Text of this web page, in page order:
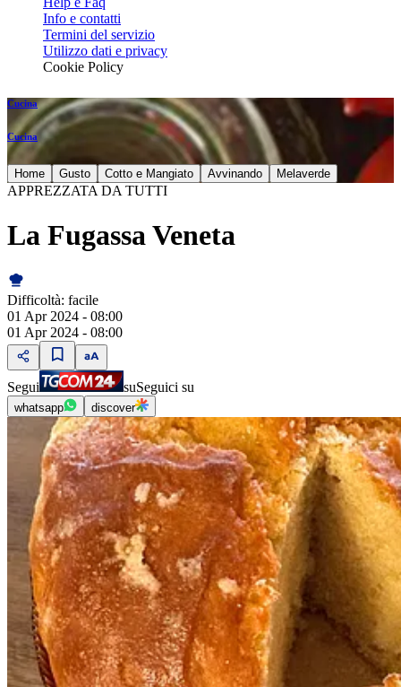
Info e contatti
Termini del servizio
Utilizzo dati e privacy
Cookie Policy
Cucina
Cucina
Home Gusto Cotto e Mangiato Avvinando Melaverde
APPREZZATA DA TUTTI
La Fugassa Veneta
Difficoltà: facile
01 Apr 2024 - 08:00
01 Apr 2024 - 08:00
Segui suSeguici su
whatsapp discover